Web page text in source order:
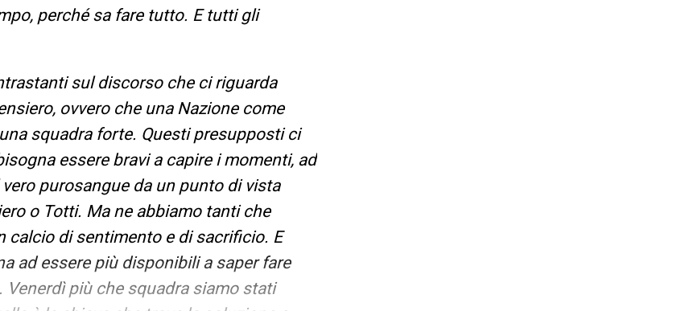
perché sa fare tutto. E tutti gli
sul discorso che ci riguarda
ovvero che una Nazione come
squadra forte. Questi presupposti ci
essere bravi a capire i momenti, ad
purosangue da un punto di vista
o Totti. Ma ne abbiamo tanti che
calcio di sentimento e di sacrificio. E
ad essere più disponibili a saper fare
più che squadra siamo stati